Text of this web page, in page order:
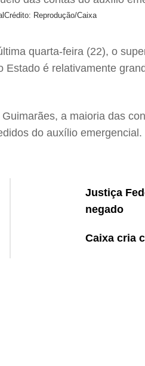
Crédito: Reprodução/Caixa
quarta-feira (22), o
é relativamente
a maioria das
do auxílio emergencial.
Justiça
negado
Caixa cria